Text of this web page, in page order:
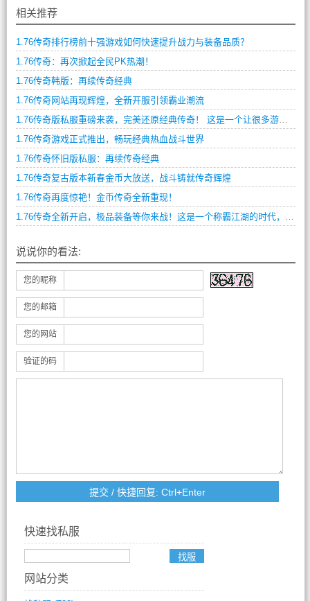
相关推荐
1.76传奇排行榜前十强游戏如何快速提升战力与装备品质？
1.76传奇：再次掀起全民PK热潮！
1.76传奇韩版：再续传奇经典
1.76传奇网站再现辉煌，全新开服引领霸业潮流
1.76传奇版私服重磅来袭，完美还原经典传奇！ 这是一个让很多游戏玩家们兴奋不已的消息。在这个网游盛行的时代，传奇是一个非常受欢迎的游戏，并且有着非常庞大的玩家群体。而1.76版本则是最为经典的版本，它是所有版本中最为稳定和安全的版本，也是最受玩家们热爱的版本。
1.76传奇游戏正式推出，畅玩经典热血战斗世界
1.76传奇怀旧版私服：再续传奇经典
1.76传奇复古版本新春金币大放送，战斗铸就传奇辉煌
1.76传奇再度惊艳！金币传奇全新重现！
1.76传奇全新开启，极品装备等你来战！这是一个称霸江湖的时代，一个需要勇气和实力的年代。如果你想成为这个时代的主角，那么就来挑战这个充满挑战和惊喜的世界。
说说你的看法:
您的昵称
您的邮箱
您的网站
验证的码
快速找私服
网站分类